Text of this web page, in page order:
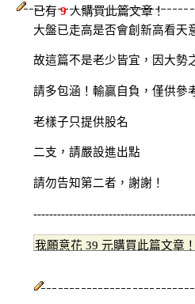
已有9人購買此篇文章！
大盤已走高是否會創新高看天
故這篇不是老少皆宜，因大勢
請多包涵！輸贏自負，僅供參
老樣子只提供股名
二支，請嚴設進出點
請勿告知第二者，謝謝！